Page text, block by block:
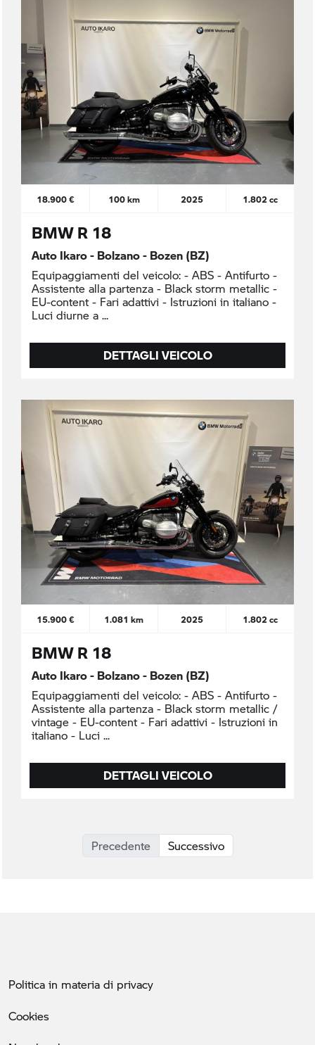
18.900 € 100 km 2025 1.802 cc
BMW R 18
Auto Ikaro - Bolzano - Bozen (BZ)
Equipaggiamenti del veicolo: - ABS - Antifurto -
Assistente alla partenza - Black storm metallic -
EU-content - Fari adattivi - Istruzioni in italiano -
Luci diurne a
DETTAGLI VEICOLO
15.900 € 1.081 km 2025 1.802 cc
BMW R 18
Auto Ikaro - Bolzano - Bozen (BZ)
Equipaggiamenti del veicolo: - ABS - Antifurto -
Assistente alla partenza - Black storm metallic /
vintage - EU-content - Fari adattivi - Istruzioni in
italiano - Luci
DETTAGLI VEICOLO
Precedente Successivo
Politica in materia di privacy
Cookies